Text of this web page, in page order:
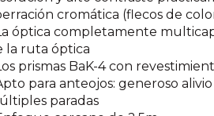
cromática (flecos de
óptica completamente
la ruta óptica
prismas BaK-4 con
para anteojos: generoso
paradas